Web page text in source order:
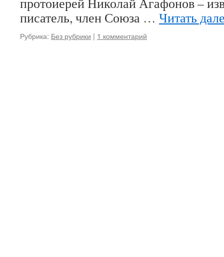
писатель, член Союза … Читать
Рубрика: Без рубрики | 1 комментарий